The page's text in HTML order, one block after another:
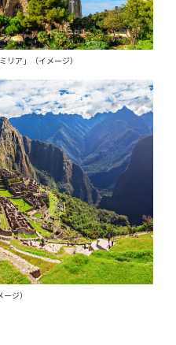
ア」（イメージ）
ジ）